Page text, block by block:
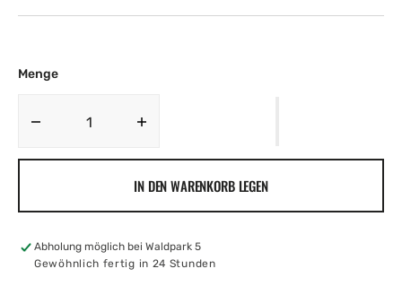
Menge
Brim
IN DEN WARENKORB LEGEN
Abholung möglich bei Waldpark 5
Gewöhnlich fertig in 24 Stunden